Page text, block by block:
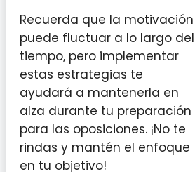
Recuerda que la motivación
puede fluctuar a lo largo del
tiempo, pero implementar
estas estrategias te
ayudará a mantenerla en
alza durante tu preparación
para las oposiciones. ¡No te
rindas y mantén el enfoque
en tu objetivo!